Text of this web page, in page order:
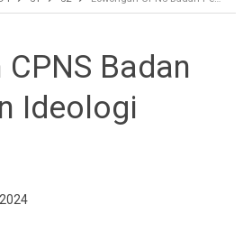
Badan
Ideologi